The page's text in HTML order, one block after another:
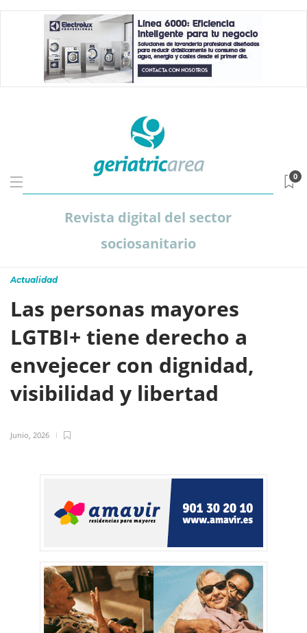
Revista digital del sector
sociosanitario
0
Actualidad
Las personas mayores
LGTBI+ tiene derecho a
envejecer con dignidad,
visibilidad y libertad
Junio, 2026